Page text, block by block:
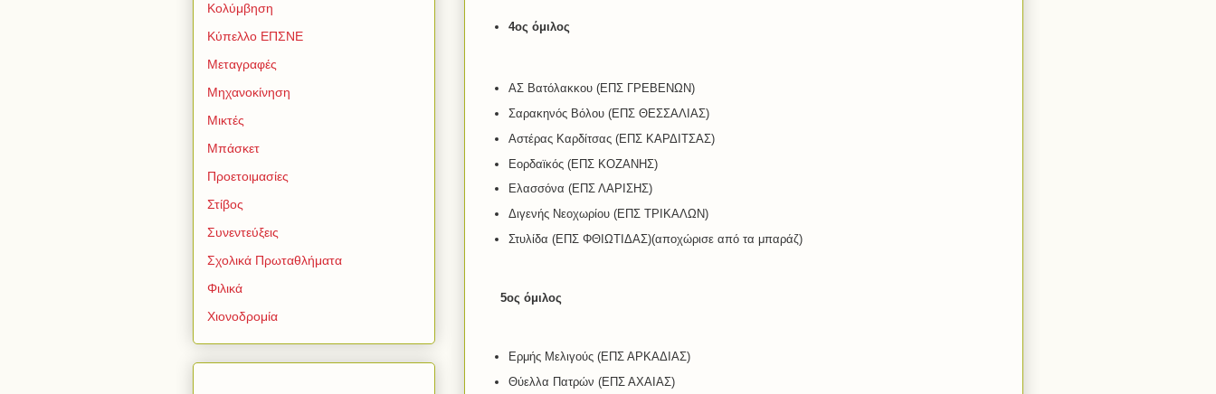
4ος όμιλος
ΑΣ Βατόλακκου (ΕΠΣ ΓΡΕΒΕΝΩΝ)
Σαρακηνός Βόλου (ΕΠΣ ΘΕΣΣΑΛΙΑΣ)
Αστέρας Καρδίτσας (ΕΠΣ ΚΑΡΔΙΤΣΑΣ)
Εορδαϊκός (ΕΠΣ ΚΟΖΑΝΗΣ)
Ελασσόνα (ΕΠΣ ΛΑΡΙΣΗΣ)
Διγενής Νεοχωρίου (ΕΠΣ ΤΡΙΚΑΛΩΝ)
Στυλίδα (ΕΠΣ ΦΘΙΩΤΙΔΑΣ)(αποχώρισε από τα μπαράζ)
5ος όμιλος
Ερμής Μελιγούς (ΕΠΣ ΑΡΚΑΔΙΑΣ)
Θύελλα Πατρών (ΕΠΣ ΑΧΑΙΑΣ)
Κολύμβηση
Κύπελλο ΕΠΣΝΕ
Μεταγραφές
Μηχανοκίνηση
Μικτές
Μπάσκετ
Προετοιμασίες
Στίβος
Συνεντεύξεις
Σχολικά Πρωταθλήματα
Φιλικά
Χιονοδρομία